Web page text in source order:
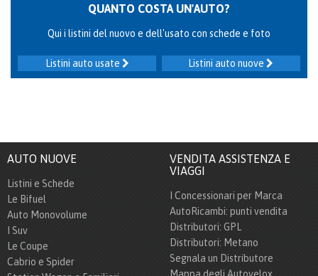
QUANTO COSTA UN'AUTO?
Qui i listini del nuovo e dell'usato con schede e foto
Listini auto nuove
Listini auto usate
AUTO NUOVE
Listini e Schede
Le Bifuel
Auto Monovolume
I Suv
Le Coupe
Cabrio e Spider
VENDITA ASSISTENZA E
VIAGGI
I Concessionari per Marca
AutoRicambi: punti vendita
Distributori: GPL
Distributori: Metano
Segnala un Distributore